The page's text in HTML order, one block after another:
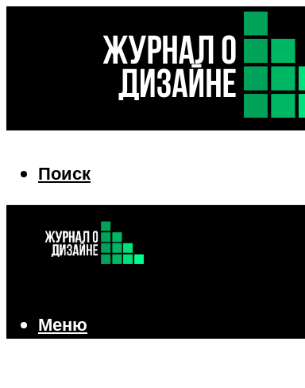
Поиск
Поиск
Меню